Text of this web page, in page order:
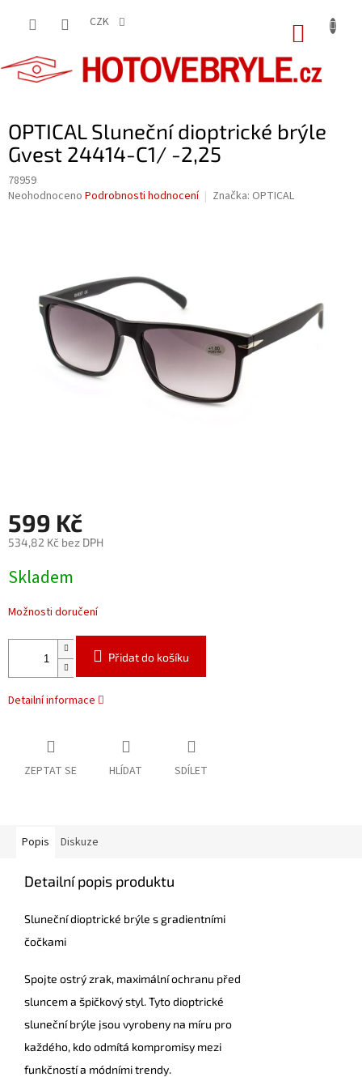
CZK
OPTICAL Sluneční dioptrické brýle
Gvest 24414-C1/ -2,25
78959
Průměrné
hvězdiček.
Neohodnoceno Podrobnosti hodnocení Značka: OPTICAL
599 Kč
534,82 Kč bez DPH
cena:
Skladem
Možnosti doručení
Přidat do košíku
Detailní informace
ZEPTAT SE HLÍDAT SDÍLET
Popis Diskuze
Detailní popis produktu
Sluneční dioptrické brýle s gradientními
čočkami
Spojte ostrý zrak, maximální ochranu před
sluncem a špičkový styl. Tyto dioptrické
sluneční brýle jsou vyrobeny na míru pro
každého, kdo odmítá kompromisy mezi
funkčností a módními trendy.